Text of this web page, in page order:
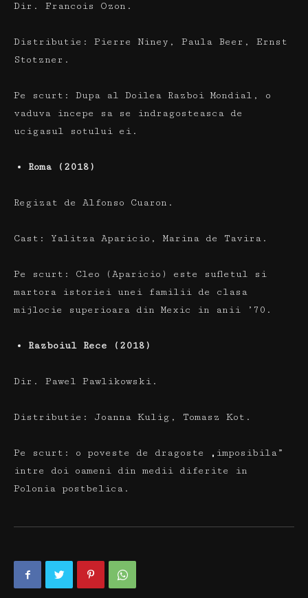
Dir. Francois Ozon.
Distributie:
Pierre Niney, Paula Beer, Ernst
Stotzner.
Pe scurt:
Dupa al Doilea Razboi Mondial, o
vaduva incepe sa se indragosteasca de
ucigasul sotului ei.
Roma (2018)
Regizat de Alfonso Cuaron.
Cast: Yalitza Aparicio, Marina de Tavira.
Pe scurt:
Cleo (Aparicio) este sufletul si
martora istoriei unei familii de clasa
mijlocie superioara din Mexic in anii ’70.
Razboiul Rece (2018)
Dir. Pawel Pawlikowski.
Distributie: Joanna Kulig, Tomasz Kot.
Pe scurt:
o poveste de dragoste „imposibila”
intre doi oameni din medii diferite in
Polonia postbelica.